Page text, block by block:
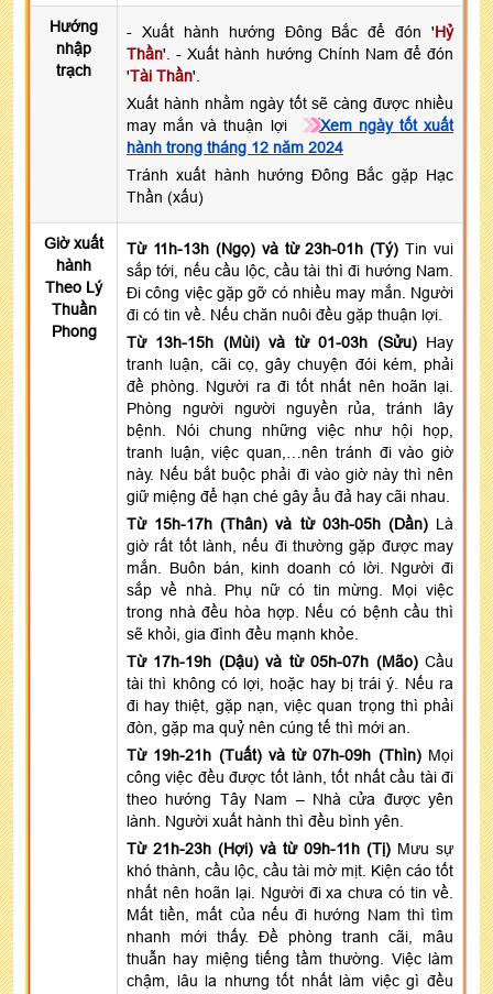
Hướng
nhập
trạch
- Xuất hành hướng Đông Bắc để đón 'Hỷ
Thần'. - Xuất hành hướng Chính Nam để đón
'Tài Thần'.
Xuất hành nhằm ngày tốt sẽ càng được nhiều
may mắn và thuận lợi
Xem ngày tốt xuất
hành trong tháng 12 năm 2024
Tránh xuất hành hướng Đông Bắc gặp Hạc
Thần (xấu)
Giờ xuất
hành
Theo Lý
Thuần
Phong
Từ 11h-13h (Ngọ) và từ 23h-01h (Tý) Tin vui
sắp tới, nếu cầu lộc, cầu tài thì đi hướng Nam.
Đi công việc gặp gỡ có nhiều may mắn. Người
đi có tin về. Nếu chăn nuôi đều gặp thuận lợi.
Từ 13h-15h (Mùi) và từ 01-03h (Sửu) Hay
tranh luận, cãi cọ, gây chuyện đói kém, phải
đề phòng. Người ra đi tốt nhất nên hoãn lại.
Phòng người người nguyền rủa, tránh lây
bệnh. Nói chung những việc như hội họp,
tranh luận, việc quan,…nên tránh đi vào giờ
này. Nếu bắt buộc phải đi vào giờ này thì nên
giữ miệng để hạn ché gây ẩu đả hay cãi nhau.
Từ 15h-17h (Thân) và từ 03h-05h (Dần) Là
giờ rất tốt lành, nếu đi thường gặp được may
mắn. Buôn bán, kinh doanh có lời. Người đi
sắp về nhà. Phụ nữ có tin mừng. Mọi việc
trong nhà đều hòa hợp. Nếu có bệnh cầu thì
sẽ khỏi, gia đình đều mạnh khỏe.
Từ 17h-19h (Dậu) và từ 05h-07h (Mão) Cầu
tài thì không có lợi, hoặc hay bị trái ý. Nếu ra
đi hay thiệt, gặp nạn, việc quan trọng thì phải
đòn, gặp ma quỷ nên cúng tế thì mới an.
Từ 19h-21h (Tuất) và từ 07h-09h (Thìn) Mọi
công việc đều được tốt lành, tốt nhất cầu tài đi
theo hướng Tây Nam – Nhà cửa được yên
lành. Người xuất hành thì đều bình yên.
Từ 21h-23h (Hợi) và từ 09h-11h (Tị) Mưu sự
khó thành, cầu lộc, cầu tài mờ mịt. Kiện cáo tốt
nhất nên hoãn lại. Người đi xa chưa có tin về.
Mất tiền, mất của nếu đi hướng Nam thì tìm
nhanh mới thấy. Đề phòng tranh cãi, mâu
thuẫn hay miệng tiếng tầm thường. Việc làm
chậm, lâu la nhưng tốt nhất làm việc gì đều